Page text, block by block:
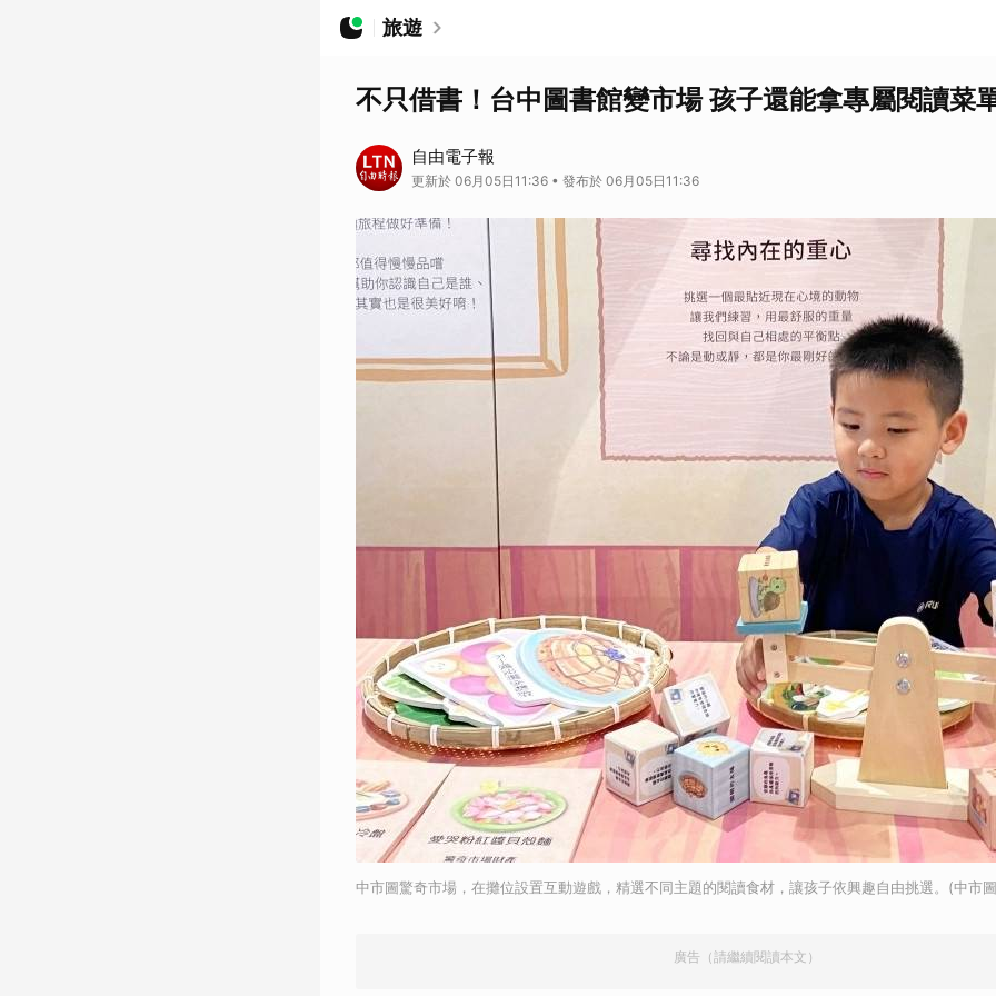
旅遊
不只借書！台中圖書館變市場 孩子還能拿專屬閱讀菜
自由電子報
更新於 06月05日11:36 • 發布於 06月05日11:36
中市圖驚奇市場，在攤位設置互動遊戲，精選不同主題的閱讀食材，讓孩子依興趣自由挑選。(中市
廣告（請繼續閱讀本文）